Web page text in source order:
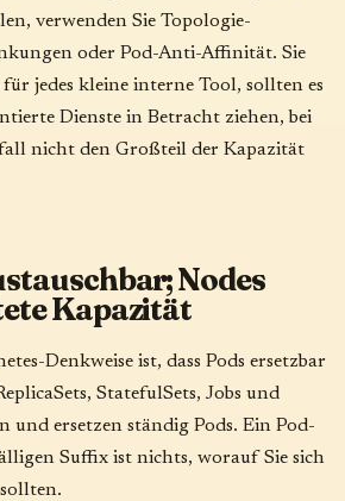
verwenden Sie Topologie-
oder Pod-Anti-Affinität. Sie
jedes kleine interne Tool, sollten es
Dienste in Betracht ziehen, bei
nicht den Großteil der Kapazität
Nodes
Kapazität
Denkweise ist, dass Pods ersetzbar
StatefulSets, Jobs und
und ersetzen ständig Pods. Ein Pod-
Suffix ist nichts, worauf Sie sich